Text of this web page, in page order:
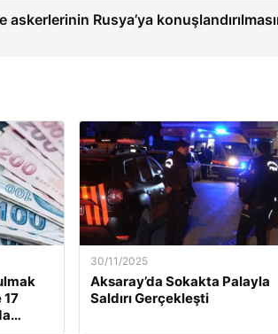
askerlerinin Rusya’ya
17
30/11/2025
Aksaray’da Sokakta Palayla
Saldırı Gerçekleşti